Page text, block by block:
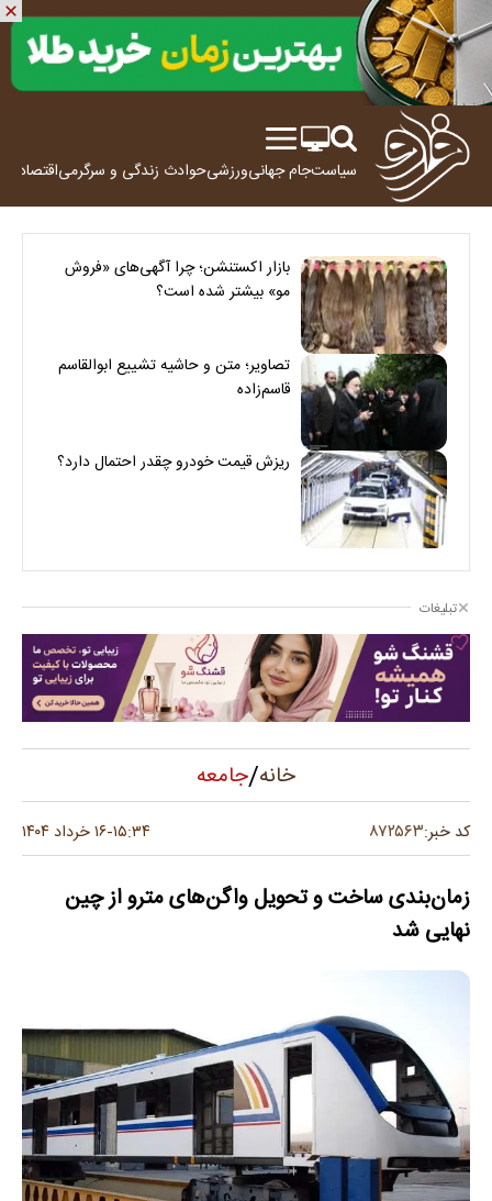
سیاستجام جهانیورزشیحوادث زندگی و سرگرمیاقتصاد
بازار اکستنشن؛ چرا آگهی‌های «فروش
مو» بیشتر شده است؟
تصاویر؛ متن و حاشیه تشییع ابوالقاسم
قاسم‌زاده
ریزش قیمت خودرو چقدر احتمال دارد؟
تبلیغات
خانه/جامعه
کد خبر:۸۷۲۵۶۳ ۱۵:۳۴-۱۶ خرداد ۱۴۰۴
زمان‌بندی ساخت و تحویل واگن‌های مترو از چین
نهایی شد